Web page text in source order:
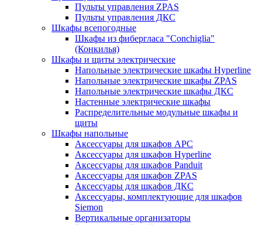
Пульты управления ZPAS
Пульты управления ДКС
Шкафы всепогодные
Шкафы из фибергласа "Conchiglia"
(Конкилья)
Шкафы и щиты электрические
Напольные электрические шкафы Hyperline
Напольные электрические шкафы ZPAS
Напольные электрические шкафы ДКС
Настенные электрические шкафы
Распределительные модульные шкафы и
щиты
Шкафы напольные
Аксессуары для шкафов APC
Аксессуары для шкафов Hyperline
Аксессуары для шкафов Panduit
Аксессуары для шкафов ZPAS
Аксессуары для шкафов ДКС
Аксессуары, комплектующие для шкафов
Siemon
Вертикальные организаторы